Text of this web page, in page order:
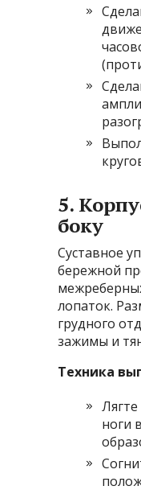
5.
боку
Суставное
бережной
лопаток.
грудного
зажимы и
Техника
ноги